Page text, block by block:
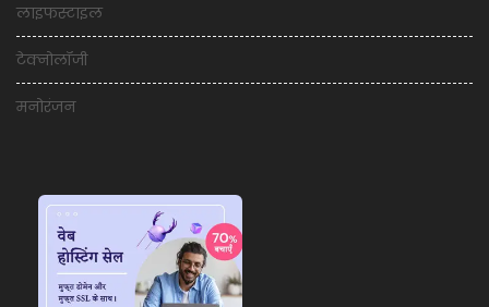
लाइफस्टाइल
टेक्नोलॉजी
मनोरंजन